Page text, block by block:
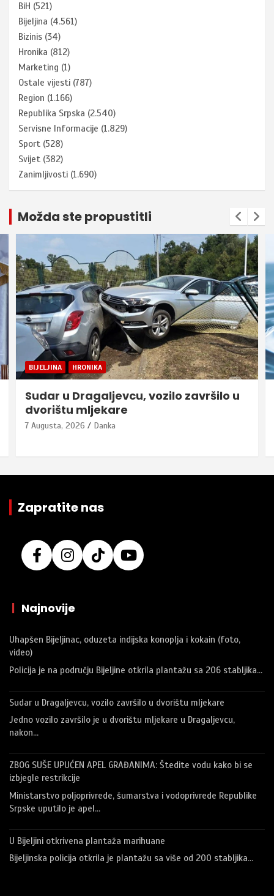
BiH (521)
Bijeljina (4.561)
Bizinis (34)
Hronika (812)
Marketing (1)
Ostale vijesti (787)
Region (1.166)
Republika Srpska (2.540)
Servisne Informacije (1.829)
Sport (528)
Svijet (382)
Zanimljivosti (1.690)
Možda ste propustitli
BIJELJINA HRONIKA
Sudar u Dragaljevcu, vozilo završilo u
dvorištu mljekare
7 Augusta, 2026 Danka
Zapratite nas
| Najnovije
Uhapšen Bijeljinac, oduzeta indijska konoplja i kokain (foto,
video)
Policija je na području Bijeljine otkrila plantažu sa 206 stabljika…
Sudar u Dragaljevcu, vozilo završilo u dvorištu mljekare
Jedno vozilo završilo je u dvorištu mljekare u Dragaljevcu,
nakon…
ZBOG SUŠE UPUĆEN APEL GRAĐANIMA: Štedite vodu kako bi se
izbjegle restrikcije
Ministarstvo poljoprivrede, šumarstva i vodoprivrede Republike
Srpske uputilo je apel…
U Bijeljini otkrivena plantaža marihuane
Bijeljinska policija otkrila je plantažu sa više od 200 stabljika…